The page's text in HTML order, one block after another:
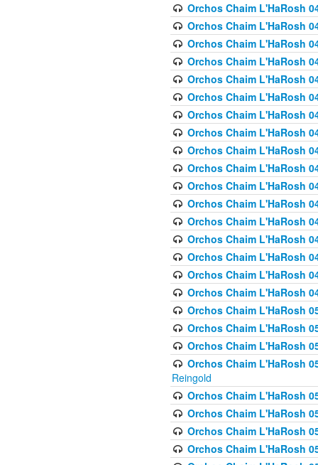
Orchos Chaim L'HaRosh
Orchos Chaim L'HaRosh
Orchos Chaim L'HaRosh
Orchos Chaim L'HaRosh
Orchos Chaim L'HaRosh
Orchos Chaim L'HaRosh
Orchos Chaim L'HaRosh
Orchos Chaim L'HaRosh
Orchos Chaim L'HaRosh
Orchos Chaim L'HaRosh
Orchos Chaim L'HaRosh
Orchos Chaim L'HaRosh
Orchos Chaim L'HaRosh
Orchos Chaim L'HaRosh
Orchos Chaim L'HaRosh
Orchos Chaim L'HaRosh
Orchos Chaim L'HaRosh
Orchos Chaim L'HaRosh
Orchos Chaim L'HaRosh
Orchos Chaim L'HaRosh
Orchos Chaim L'HaRosh
Reingold
Orchos Chaim L'HaRosh
Orchos Chaim L'HaRosh
Orchos Chaim L'HaRosh
Orchos Chaim L'HaRosh